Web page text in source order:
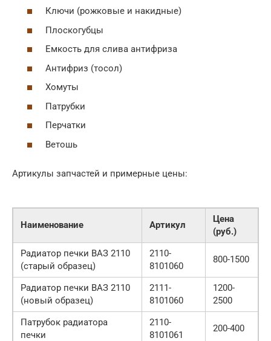
Ключи (рожковые и накидные)
Плоскогубцы
Емкость для слива антифриза
Антифриз (тосол)
Хомуты
Патрубки
Перчатки
Ветошь
Артикулы запчастей и примерные цены:
Наименование Артикул
Цена
(руб.)
Радиатор печки ВАЗ 2110
(старый образец)
2110-
8101060
800-1500
Радиатор печки ВАЗ 2110
(новый образец)
2111-
8101060
1200-
2500
Патрубок радиатора
печки
2110-
8101061
200-400